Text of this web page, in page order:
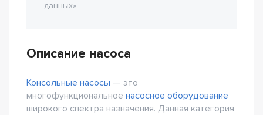
данных».
Описание насоса
Консольные насосы — это
многофункциональное насосное оборудование
широкого спектра назначения. Данная категория